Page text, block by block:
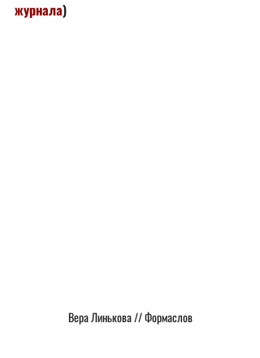
журнала)
Вера Линькова // Формаслов